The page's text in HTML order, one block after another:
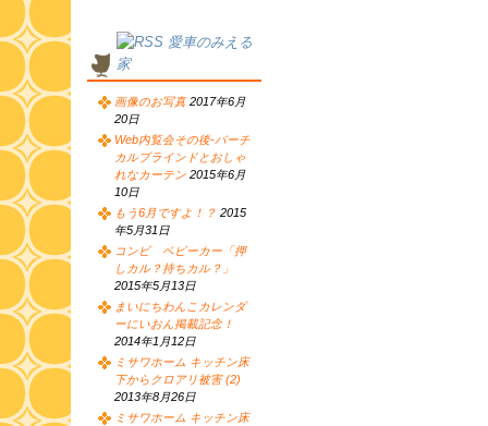
愛車のみえる
家
画像のお写真 2017年6月
20日
Web内覧会その後-バーチ
カルブラインドとおしゃ
れなカーテン 2015年6月
10日
もう6月ですよ！？ 2015
年5月31日
コンビ ベビーカー「押
しカル？持ちカル？」
2015年5月13日
まいにちわんこカレンダ
ーにいおん掲載記念！
2014年1月12日
ミサワホーム キッチン床
下からクロアリ被害 (2)
2013年8月26日
ミサワホーム キッチン床